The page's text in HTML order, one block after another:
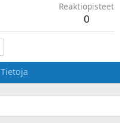
Reaktiopisteet
0
Tietoja